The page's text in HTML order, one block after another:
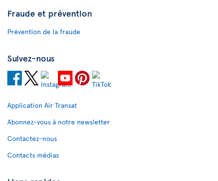
Fraude et prévention
Prévention de la fraude
Suivez-nous
Application Air Transat
Abonnez-vous à notre newsletter
Contactez-nous
Contacts médias